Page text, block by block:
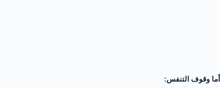
أما وقوف التنفس: